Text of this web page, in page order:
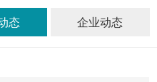
态 企业动态